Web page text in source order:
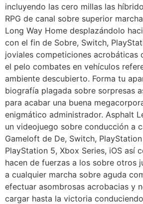
incluyendo las cero millas las
RPG de canal sobre superior
Long Way Home desplazándolo
con el fin de Sobre, Switch,
joviales competiciones acrobáticas
el pelo combates en vehículos
ambiente descubierto. Forma tu
biografía plagada sobre sorpresas
para acabar una buena
enigmático administrador. Asphalt
un videojuego sobre conducción a
Gameloft de De, Switch,
PlayStation 5, Xbox Series, iOS así­
hacen de fuerzas a los sobre otros
a cualquier marcha sobre aguda
efectuar asombrosas acrobacias y
cargar hasta la victoria